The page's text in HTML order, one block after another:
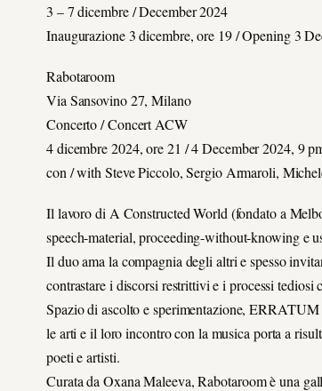
3 – 7 dicembre / December 2024
Inaugurazione 3 dicembre, ore 19 / Opening 3
Rabotaroom
Via Sansovino 27, Milano
Concerto / Concert ACW
4 dicembre 2024, ore 21 / 4 December 2024, 9
con / with Steve Piccolo, Sergio Armaroli,
Il lavoro di A Constructed World (fondato a
speech-material, proceeding-without-knowing e
Il duo ama la compagnia degli altri e spesso
contrastare i discorsi restrittivi e i processi tediosi
Spazio di ascolto e sperimentazione,
le arti e il loro incontro con la musica porta a
poeti e artisti.
Curata da Oxana Maleeva, Rabotaroom è una